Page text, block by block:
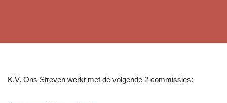
K.V. Ons Streven werkt met de volgende 2 commissies: